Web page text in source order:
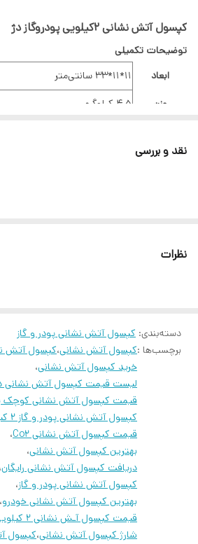
کپسول آتش نشانی ۲کیلویی پودروگاز دژ
توضیحات تکمیلی
ابعاد
11*11*33 سانتی‌متر
وزن
4.5 کیلوگرم
دارای پودر خشک BC
دارای استاندارد ISO 9001:2008
مناسب جهت منزل و محل کار
درصورت نیاز به شارژ کپسول خودتون
شده تماس بگیرید
جهت کسب اطلاعات بیشتر با ما در ارتباط باشید.
09229282240
نقد و بررسی
نظرات
دسته‌بندی: کپسول آتش نشانی پودر و گاز
برچسب‌ها :کپسول آتش نشانی،کپسول آتش
خرید کپسول آتش نشانی،
لیست قیمت کپسول آتش نشانی
قیمت کپسول آتش نشانی کوچک
کپسول آتش نشانی پودر و گاز 2 کیلویی
قیمت کپسول آتش نشانی Co2
،
بهترین کپسول آتش نشانی،
دریافت کپسول آتش نشانی رایگان،
کپسول آتش نشانی پودر و گاز،
بهترین کپسول آتش نشانی خودرو،
قیمت کپسول آـش نشانی 2 کیلویی
شارژ کپسول آتش نشانی،کپسول